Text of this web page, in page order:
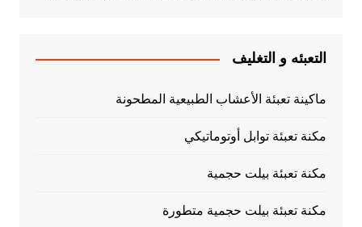
التعبئه و التغليف
ماكينة تعبئة الأعشاب الطبيعية المطحونة
مكنة تعبئة توابل أوتوماتيكي
مكنة تعبئة بيلت حجمية
مكنة تعبئة بيلت حجمية متطورة